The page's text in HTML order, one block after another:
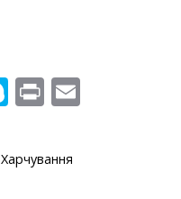
S
y
p
Pr
t
Харчування